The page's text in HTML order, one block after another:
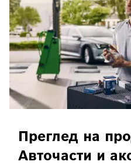
Преглед на
Авточасти и